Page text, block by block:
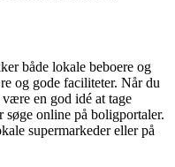
både lokale beboere og
og gode faciliteter. Når du
en god idé at tage
online på boligportaler.
supermarkeder eller på